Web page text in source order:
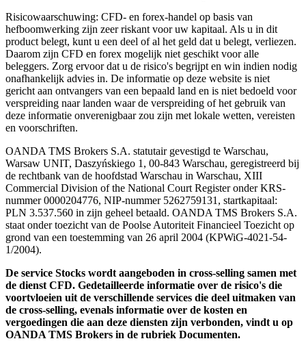
Risicowaarschuwing: CFD- en forex-handel op basis van
hefboomwerking zijn zeer riskant voor uw kapitaal. Als u in dit
product belegt, kunt u een deel of al het geld dat u belegt, verliezen.
Daarom zijn CFD en forex mogelijk niet geschikt voor alle
beleggers. Zorg ervoor dat u de risico's begrijpt en win indien nodig
onafhankelijk advies in. De informatie op deze website is niet
gericht aan ontvangers van een bepaald land en is niet bedoeld voor
verspreiding naar landen waar de verspreiding of het gebruik van
deze informatie onverenigbaar zou zijn met lokale wetten, vereisten
en voorschriften.
OANDA TMS Brokers S.A. statutair gevestigd te Warschau,
Warsaw UNIT, Daszyńskiego 1, 00-843 Warschau, geregistreerd bij
de rechtbank van de hoofdstad Warschau in Warschau, XIII
Commercial Division of the National Court Register onder KRS-
nummer 0000204776, NIP-nummer 5262759131, startkapitaal:
PLN 3.537.560 in zijn geheel betaald. OANDA TMS Brokers S.A.
staat onder toezicht van de Poolse Autoriteit Financieel Toezicht op
grond van een toestemming van 26 april 2004 (KPWiG-4021-54-
1/2004).
De service Stocks wordt aangeboden in cross-selling samen met
de dienst CFD. Gedetailleerde informatie over de risico's die
voortvloeien uit de verschillende services die deel uitmaken van
de cross-selling, evenals informatie over de kosten en
vergoedingen die aan deze diensten zijn verbonden, vindt u op
OANDA TMS Brokers in de rubriek Documenten.